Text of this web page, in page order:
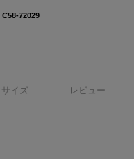
C58-72029
サイズ レビュー